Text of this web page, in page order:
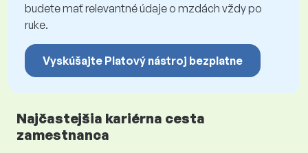
budete mať relevantné údaje o mzdách vždy po
ruke.
Vyskúšajte Platový nástroj bezplatne
Najčastejšia kariérna cesta
zamestnanca